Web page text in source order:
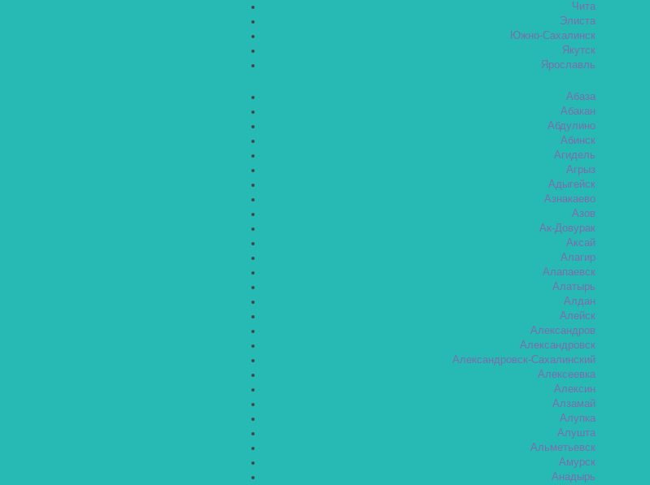
Чита
Элиста
Южно-Сахалинск
Якутск
Ярославль
Абаза
Абакан
Абдулино
Абинск
Агидель
Агрыз
Адыгейск
Азнакаево
Азов
Ак-Довурак
Аксай
Алагир
Алапаевск
Алатырь
Алдан
Алейск
Александров
Александровск
Александровск-Сахалинский
Алексеевка
Алексин
Алзамай
Алупка
Алушта
Альметьевск
Амурск
Анадырь